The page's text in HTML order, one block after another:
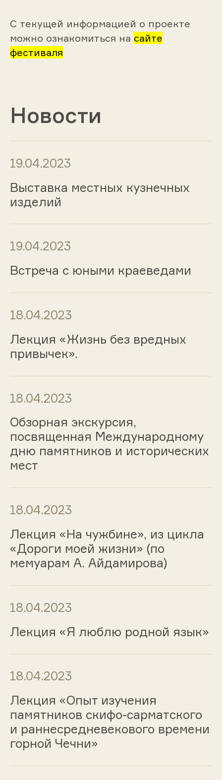
С текущей информацией о проекте
можно ознакомиться на сайте
фестиваля
Новости
19.04.2023
Выставка местных кузнечных
изделий
19.04.2023
Встреча с юными краеведами
18.04.2023
Лекция «Жизнь без вредных
привычек».
18.04.2023
Обзорная экскурсия,
посвященная Международному
дню памятников и исторических
мест
18.04.2023
Лекция «На чужбине», из цикла
«Дороги моей жизни» (по
мемуарам А. Айдамирова)
18.04.2023
Лекция «Я люблю родной язык»
18.04.2023
Лекция «Опыт изучения
памятников скифо-сарматского
и раннесредневекового времени
горной Чечни»